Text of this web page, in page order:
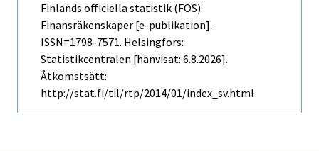
Finlands officiella statistik (FOS):
Finansräkenskaper [e-publikation].
ISSN=1798-7571. Helsingfors:
Statistikcentralen [hänvisat: 6.8.2026].
Åtkomstsätt:
http://stat.fi/til/rtp/2014/01/index_sv.html